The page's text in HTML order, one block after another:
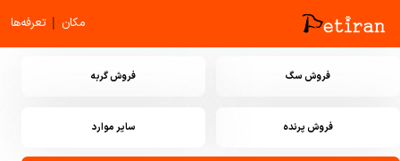
مکان | تعرفه‌ها
فروش سگ فروش گربه
فروش پرنده سایر موارد